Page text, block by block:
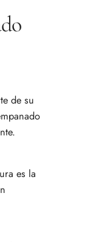
de su
es la